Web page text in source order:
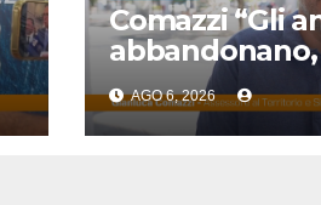
Comazzi “Gli
chi lo fa”
AGO 6, 2026